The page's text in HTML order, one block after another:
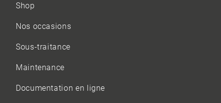
Shop
Nos occasions
Sous-traitance
Maintenance
Documentation en ligne